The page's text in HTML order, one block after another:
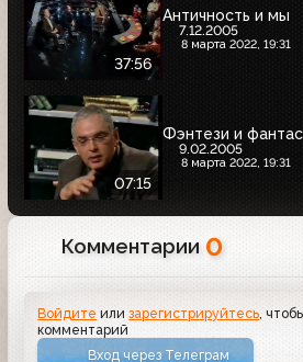
37:56
Античность и мы
7.12.2005
8 марта 2022, 19:31
07:15
Фэнтези и
9.02.2005
8 марта 2022, 19:31
Комментарии 0
Войдите илизарегистрируйтесь,
комментарий
Вход через Телеграм